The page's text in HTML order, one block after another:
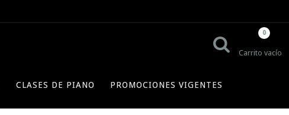
Carrito vacío
0
CLASES DE PIANO PROMOCIONES VIGENTES